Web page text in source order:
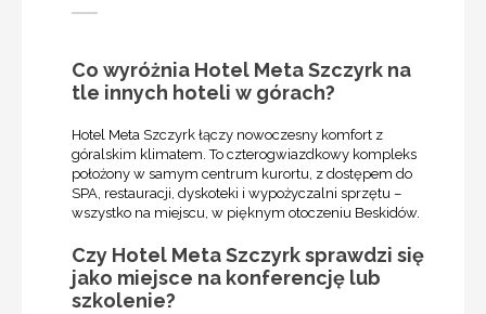
Co wyróżnia Hotel Meta Szczyrk na
tle innych hoteli w górach?
Hotel Meta Szczyrk łączy nowoczesny komfort z
góralskim klimatem. To czterogwiazdkowy kompleks
położony w samym centrum kurortu, z dostępem do
SPA, restauracji, dyskoteki i wypożyczalni sprzętu –
wszystko na miejscu, w pięknym otoczeniu Beskidów.
Czy Hotel Meta Szczyrk sprawdzi się
jako miejsce na konferencję lub
szkolenie?